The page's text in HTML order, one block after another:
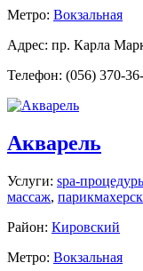
Метро: Вокзальная
Адрес: пр. Карла
Телефон: (056) 370-
Акварель
Услуги: spa-
массаж,
Район: Кировский
Метро: Вокзальная